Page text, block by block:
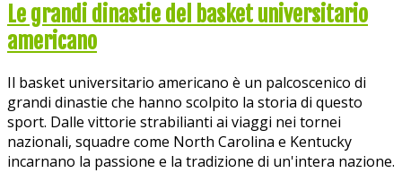
Le grandi dinastie del basket universitario
americano
Il basket universitario americano è un palcoscenico di
grandi dinastie che hanno scolpito la storia di questo
sport. Dalle vittorie strabilianti ai viaggi nei tornei
nazionali, squadre come North Carolina e Kentucky
incarnano la passione e la tradizione di un'intera nazione.